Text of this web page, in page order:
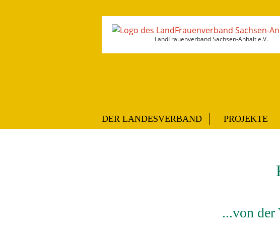
LandFrauenverband Sachsen-Anhalt e.V.
DER LANDESVERBAND PROJEKTE
...von der